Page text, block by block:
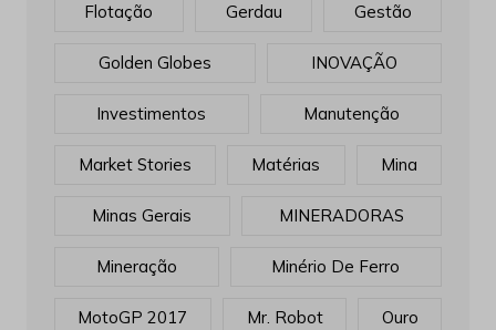
Flotação Gerdau Gestão
Golden Globes INOVAÇÃO
Investimentos Manutenção
Market Stories Matérias Mina
Minas Gerais MINERADORAS
Mineração Minério De Ferro
MotoGP 2017 Mr. Robot Ouro